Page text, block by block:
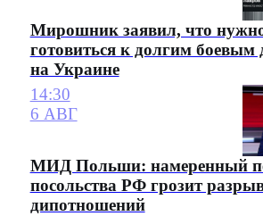
Мирошник заявил, что
готовиться к долгим боевым
на Украине
14:30
6 АВГ
МИД Польши: намеренный
посольства РФ грозит
дипотношений